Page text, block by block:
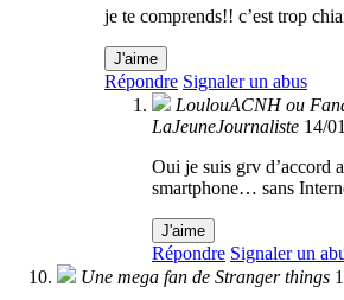
je te comprends!! c’est trop
J'aime
Répondre Signaler un abus
LoulouACNH ou
LaJeuneJournaliste 14/
Oui je suis grv d’accord
smartphone… sans
J'aime
Répondre Signaler un
Une mega fan de Stranger things